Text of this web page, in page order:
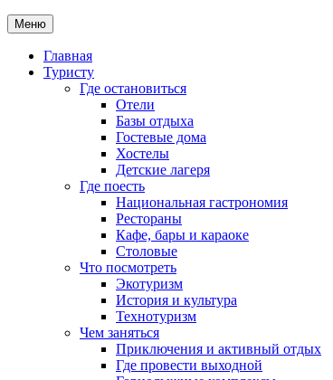
Меню
Главная
Туристу
Где остановиться
Отели
Базы отдыха
Гостевые дома
Хостелы
Детские лагеря
Где поесть
Национальная гастрономия
Рестораны
Кафе, бары и караоке
Столовые
Что посмотреть
Экотуризм
История и культура
Технотуризм
Чем заняться
Приключения и активный отдых
Где провести выходной